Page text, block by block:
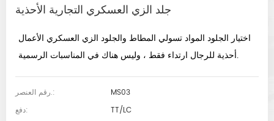
جلد الزي العسكري التجارية الأحذية
اختيار الجلود المواد تسولي المطاط والجلود الزي العسكري الأعمال
أحذية للرجال ارتداء فقط ، وليس هناك في المناسبات الرسمية.
رقم العنصر.:
MS03
دفع:
TT/LC